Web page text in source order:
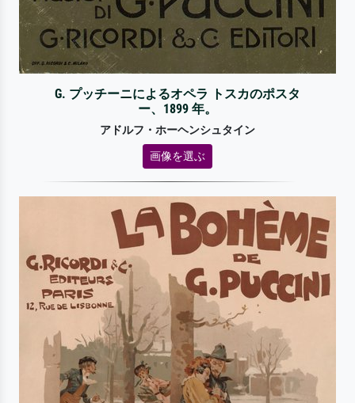
G. プッチーニによるオペラ トスカのポスタ
ー、1899 年。
アドルフ・ホーヘンシュタイン
画像を選ぶ